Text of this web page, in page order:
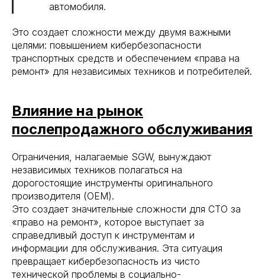
автомобиля.
Это создает сложности между двумя важными
целями: повышением кибербезопасности
транспортных средств и обеспечением «права на
ремонт» для независимых техников и потребителей.
Влияние на рынок
послепродажного обслуживания
Ограничения, налагаемые SGW, вынуждают
независимых техников полагаться на
дорогостоящие инструменты оригинального
производителя (OEM).
Это создает значительные сложности для СТО за
«право на ремонт», которое выступает за
справедливый доступ к инструментам и
информации для обслуживания. Эта ситуация
превращает кибербезопасность из чисто
технической проблемы в социально-